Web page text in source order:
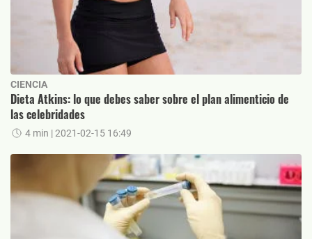
CIENCIA
Dieta Atkins: lo que debes saber sobre el plan alimenticio de
las celebridades
4 min | 2021-02-15 16:49